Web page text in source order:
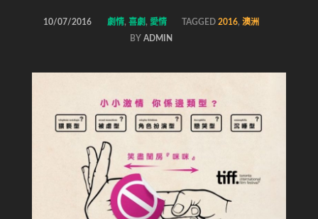
10/07/2016 劇情, 喜劇, 愛情 TAGGED2016,澳洲
BYADMIN